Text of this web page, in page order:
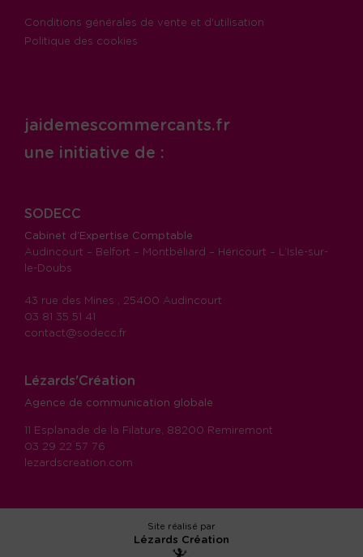
Conditions générales de vente et d'utilisation
Politique des cookies
jaidemescommercants.fr
une initiative de :
SODECC
Cabinet d’Expertise Comptable
Audincourt – Belfort – Montbéliard – Héricourt – L’Isle-sur-
le-Doubs
43 rue des Mines , 25400 Audincourt
03 81 35 51 41
contact@sodecc.fr
Lézards'Création
Agence de communication globale
11 Esplanade de la Filature, 88200 Remiremont
03 29 22 57 76
lezardscreation.com
Site réalisé par
Lézards Création